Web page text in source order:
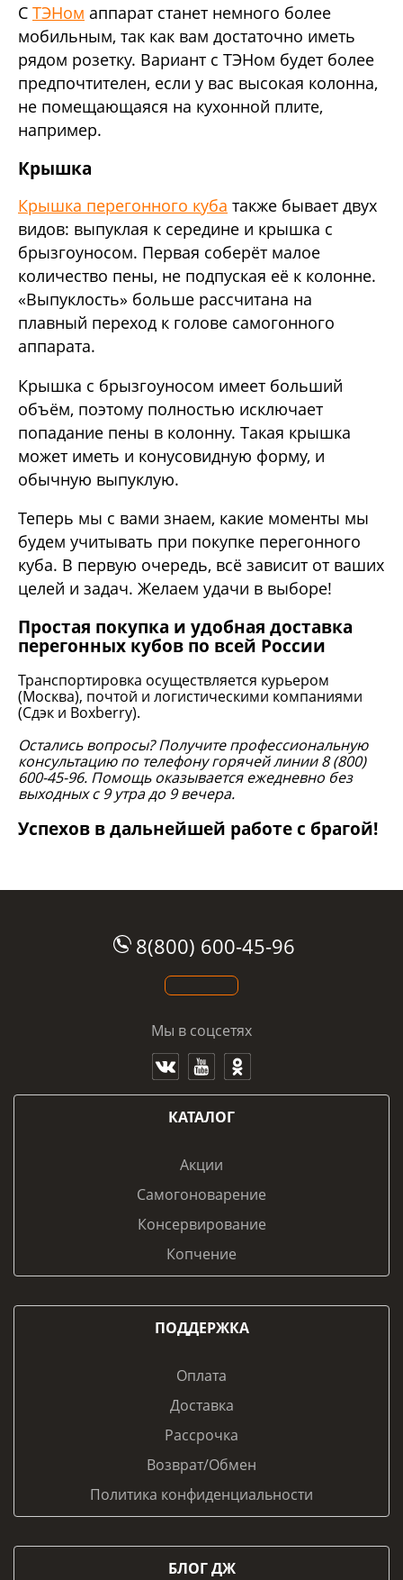
С ТЭНом аппарат станет немного более
мобильным, так как вам достаточно иметь
рядом розетку. Вариант с ТЭНом будет более
предпочтителен, если у вас высокая колонна,
не помещающаяся на кухонной плите,
например.
Крышка
Крышка перегонного куба также бывает двух
видов: выпуклая к середине и крышка с
брызгоуносом. Первая соберёт малое
количество пены, не подпуская её к колонне.
«Выпуклость» больше рассчитана на
плавный переход к голове самогонного
аппарата.
Крышка с брызгоуносом имеет больший
объём, поэтому полностью исключает
попадание пены в колонну. Такая крышка
может иметь и конусовидную форму, и
обычную выпуклую.
Теперь мы с вами знаем, какие моменты мы
будем учитывать при покупке перегонного
куба. В первую очередь, всё зависит от ваших
целей и задач. Желаем удачи в выборе!
Простая покупка и удобная доставка
перегонных кубов по всей России
Транспортировка осуществляется курьером
(Москва), почтой и логистическими компаниями
(Сдэк и Boxberry).
Остались вопросы? Получите профессиональную
консультацию по телефону горячей линии 8 (800)
600-45-96. Помощь оказывается ежедневно без
выходных с 9 утра до 9 вечера.
Успехов в дальнейшей работе с брагой!
8(800) 600-45-96
Мы в соцсетях
КАТАЛОГ
Акции
Самогоноварение
Консервирование
Копчение
ПОДДЕРЖКА
Оплата
Доставка
Рассрочка
Возврат/Обмен
Политика конфиденциальности
БЛОГ ДЖ